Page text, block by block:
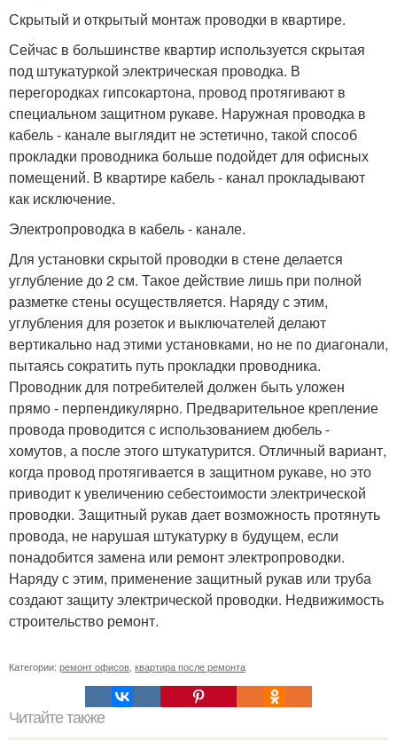
Скрытый и открытый монтаж проводки в квартире.
Сейчас в большинстве квартир используется скрытая
под штукатуркой электрическая проводка. В
перегородках гипсокартона, провод протягивают в
специальном защитном рукаве. Наружная проводка в
кабель - канале выглядит не эстетично, такой способ
прокладки проводника больше подойдет для офисных
помещений. В квартире кабель - канал прокладывают
как исключение.
Электропроводка в кабель - канале.
Для установки скрытой проводки в стене делается
углубление до 2 см. Такое действие лишь при полной
разметке стены осуществляется. Наряду с этим,
углубления для розеток и выключателей делают
вертикально над этими установками, но не по диагонали,
пытаясь сократить путь прокладки проводника.
Проводник для потребителей должен быть уложен
прямо - перпендикулярно. Предварительное крепление
провода проводится с использованием дюбель -
хомутов, а после этого штукатурится. Отличный вариант,
когда провод протягивается в защитном рукаве, но это
приводит к увеличению себестоимости электрической
проводки. Защитный рукав дает возможность протянуть
провода, не нарушая штукатурку в будущем, если
понадобится замена или ремонт электропроводки.
Наряду с этим, применение защитный рукав или труба
создают защиту электрической проводки. Недвижимость
строительство ремонт.
Категории: ремонт офисов квартира после ремонта
Читайте также